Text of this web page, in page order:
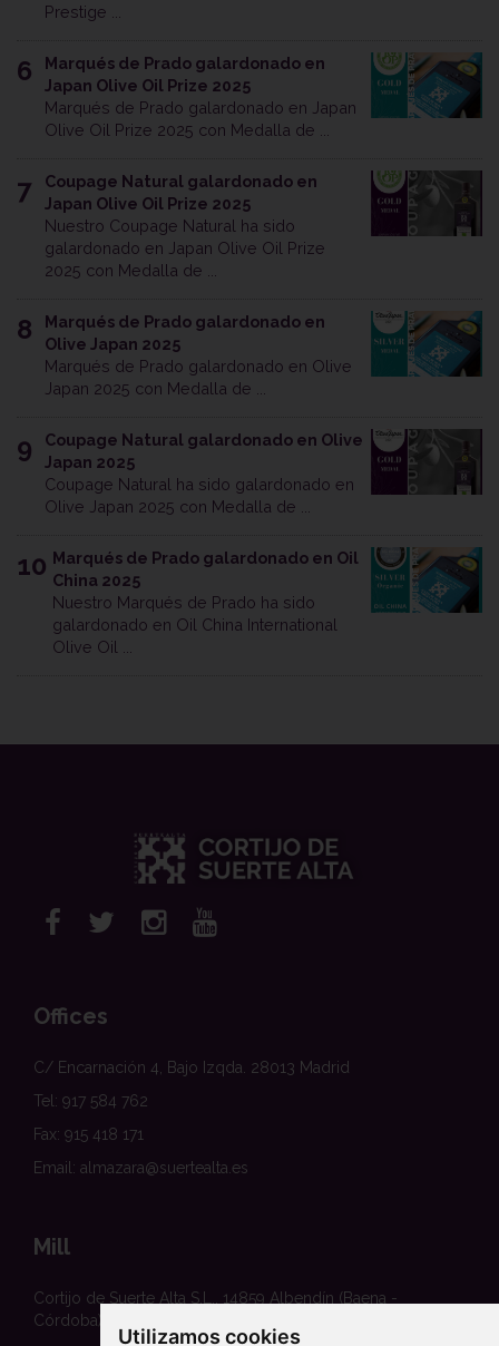
Utilizamos cookies
Prestige ...
6
Marqués de Prado galardonado en
Japan Olive Oil Prize 2025
Marqués de Prado galardonado en Japan
Olive Oil Prize 2025 con Medalla de ...
7
Coupage Natural galardonado en
Japan Olive Oil Prize 2025
Nuestro Coupage Natural ha sido
galardonado en Japan Olive Oil Prize
2025 con Medalla de ...
8
Marqués de Prado galardonado en
Olive Japan 2025
Marqués de Prado galardonado en Olive
Japan 2025 con Medalla de ...
9
Coupage Natural galardonado en Olive
Japan 2025
Coupage Natural ha sido galardonado en
Olive Japan 2025 con Medalla de ...
10 Marqués de Prado galardonado en Oil
China 2025
Nuestro Marqués de Prado ha sido
galardonado en Oil China International
Olive Oil ...
Offices
C/ Encarnación 4, Bajo Izqda. 28013 Madrid
Tel: 917 584 762
Fax: 915 418 171
Email: almazara@suertealta.es
Mill
Cortijo de Suerte Alta S.L., 14859 Albendín (Baena -
Córdoba)